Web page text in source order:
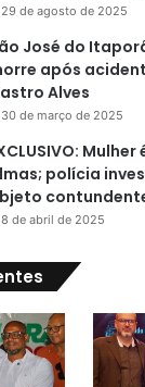
29 de agosto de 2025
José do
após
Alves
30 de março de 2025
polícia
8 de abril de 2025